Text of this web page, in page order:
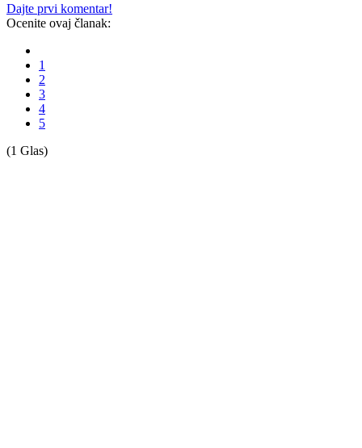
Dajte prvi komentar!
Ocenite ovaj članak:
1
2
3
4
5
(1 Glas)